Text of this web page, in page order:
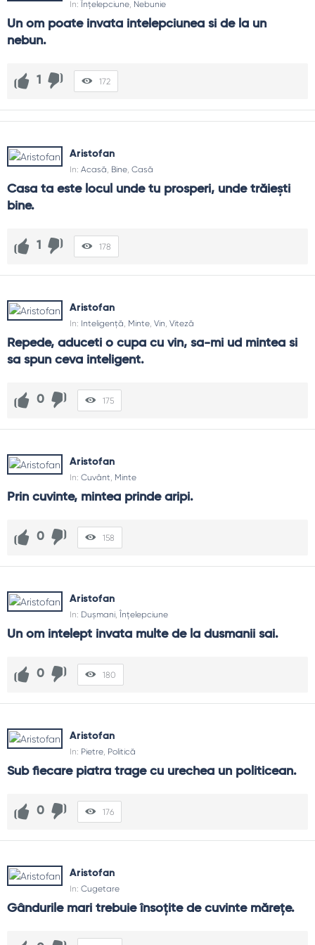
In: Înțelepciune, Nebunie
Un om poate invata intelepciunea si de la un
nebun.
1 172
Aristofan
In: Acasă, Bine, Casă
Casa ta este locul unde tu prosperi, unde trăiești
bine.
1 178
Aristofan
In: Inteligență, Minte, Vin, Viteză
Repede, aduceti o cupa cu vin, sa-mi ud mintea si
sa spun ceva inteligent.
0 175
Aristofan
In: Cuvânt, Minte
Prin cuvinte, mintea prinde aripi.
0 158
Aristofan
In: Dușmani, Înțelepciune
Un om intelept invata multe de la dusmanii sai.
0 180
Aristofan
In: Pietre, Politică
Sub fiecare piatra trage cu urechea un politicean.
0 176
Aristofan
In: Cugetare
Gândurile mari trebuie însoțite de cuvinte mărețe.